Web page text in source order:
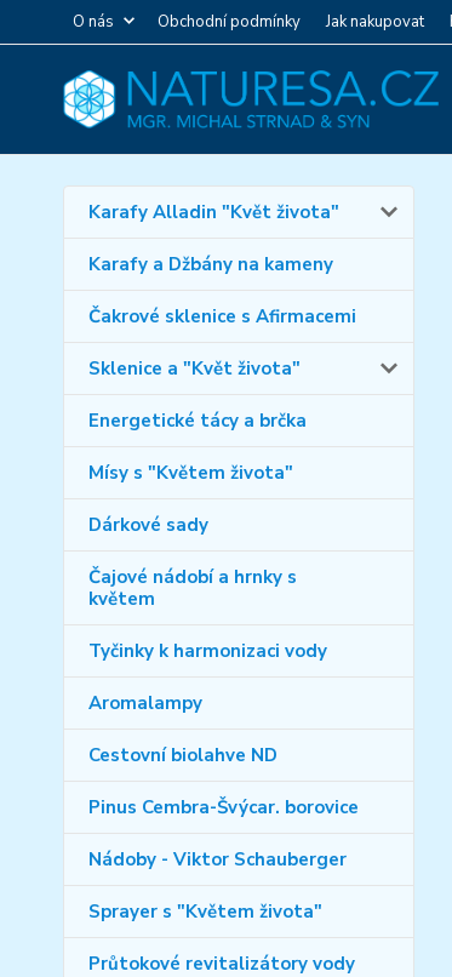
O nás Obchodní podmínky Jak nakupovat
Karafy Alladin "Květ života"
Karafy a Džbány na kameny
Čakrové sklenice s Afirmacemi
Sklenice a "Květ života"
Energetické tácy a brčka
Mísy s "Květem života"
Dárkové sady
Čajové nádobí a hrnky s
květem
Tyčinky k harmonizaci vody
Aromalampy
Cestovní biolahve ND
Pinus Cembra-Švýcar. borovice
Nádoby - Viktor Schauberger
Sprayer s "Květem života"
Průtokové revitalizátory vody